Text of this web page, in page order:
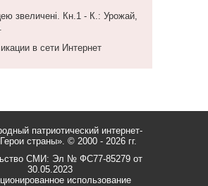
звеличені. Кн.1 - К.: Урожай,
в сети Интернет
патриотический интернет-
страны». © 2000 - 2026 гг.
СМИ: Эл № ФС77-85279 от
30.05.2023
использование